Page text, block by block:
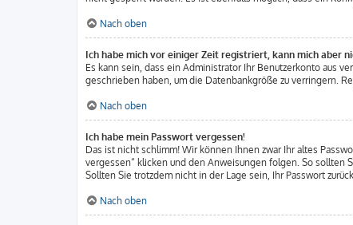
Nach oben
Ich habe mich vor einiger Zeit registriert, kann mich aber
Es kann sein, dass ein Administrator Ihr Benutzerkonto aus
geschrieben haben, um die Datenbankgröße zu verringern.
Nach oben
Ich habe mein Passwort vergessen!
Das ist nicht schlimm! Wir können Ihnen zwar Ihr altes
vergessen“ klicken und den Anweisungen folgen. So sollten
Sollten Sie trotzdem nicht in der Lage sein, Ihr Passwort
Nach oben